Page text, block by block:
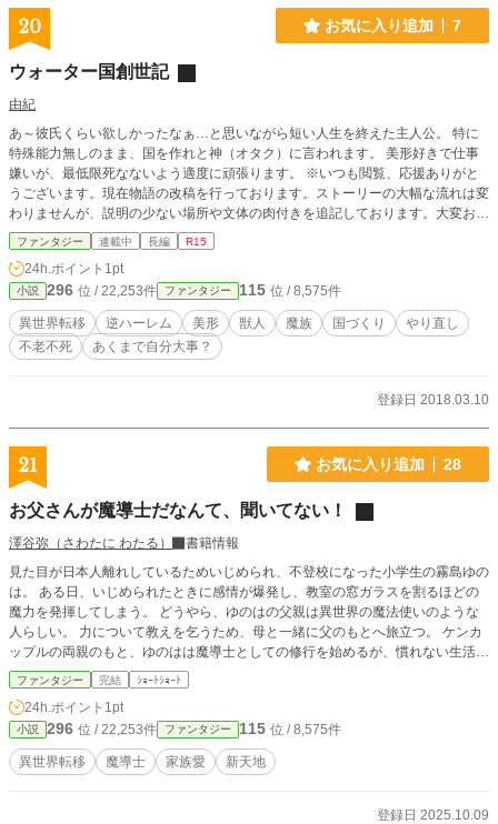
20 お気に入り追加 7
ウォーター国創世記
由紀
あ～彼氏くらい欲しかったなぁ…と思いながら短い人生を終えた主人公。 特に
特殊能力無しのまま、国を作れと神（オタク）に言われます。 美形好きで仕事
嫌いが、最低限死なないよう適度に頑張ります。 ※いつも閲覧、応援ありがと
うございます。現在物語の改稿を行っております。ストーリーの大幅な流れは変
わりませんが、説明の少ない場所や文体の肉付きを追記しております。大変お待
たせしており、申し訳ありません。(現在１部分～第4部分改稿完了)
ファンタジー 連載中 長編 R15
24h.ポイント 1pt
小説 296 位 / 22,253件 ファンタジー 115 位 / 8,575件
異世界転移 逆ハーレム 美形 獣人 魔族 国づくり
やり直し
不老不死
あくまで自分大事？
登録日 2018.03.10
21 お気に入り追加 28
お父さんが魔導士だなんて、聞いてない！
澤谷弥（さわたに わたる）
書籍情報
見た目が日本人離れしているためいじめられ、不登校になった小学生の霧島ゆの
は。 ある日、いじめられたときに感情が爆発し、教室の窓ガラスを割るほどの
魔力を発揮してしまう。 どうやら、ゆのはの父親は異世界の魔法使いのような
人らしい。 力について教えを乞うため、母と一緒に父のもとへ旅立つ。 ケンカ
ップルの両親のもと、ゆのはは魔導士としての修行を始めるが、慣れない生活に
失敗ばかり。 そこへ、再び魔王が現れたという話が聞こえてきて――。 十年前
にケンカ別れをした両親と、その間をとりもとうとするゆのはの、家族の物語。
ファンタジー 完結 ｼｮｰﾄｼｮｰﾄ
24h.ポイント 1pt
小説 296 位 / 22,253件 ファンタジー 115 位 / 8,575件
異世界転移 魔導士 家族愛 新天地
登録日 2025.10.09